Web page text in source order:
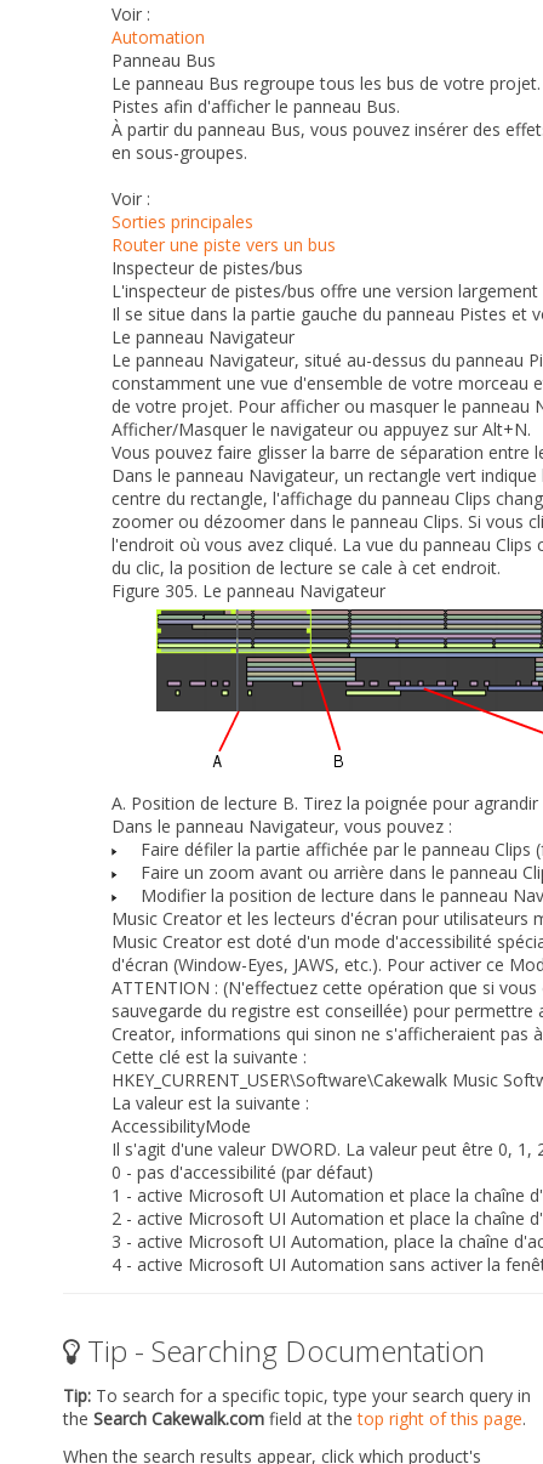
Voir :
Automation
Panneau Bus
Le panneau Bus regroupe tous les bus de votre
Pistes afin d'afficher le panneau Bus.
À partir du panneau Bus, vous pouvez insérer des
en sous-groupes.
Voir :
Sorties principales
Router une piste vers un bus
Inspecteur de pistes/bus
L'inspecteur de pistes/bus offre une version
Il se situe dans la partie gauche du panneau Pistes
Le panneau Navigateur
Le panneau Navigateur, situé au-dessus du
constamment une vue d'ensemble de votre morceau
de votre projet. Pour afficher ou masquer le panneau
Afficher/Masquer le navigateur ou appuyez sur Alt+N.
Vous pouvez faire glisser la barre de séparation entre
Dans le panneau Navigateur, un rectangle vert
centre du rectangle, l'affichage du panneau Clips
zoomer ou dézoomer dans le panneau Clips. Si vous
l'endroit où vous avez cliqué. La vue du panneau
du clic, la position de lecture se cale à cet endroit.
Figure 305. Le panneau Navigateur
A. Position de lecture B. Tirez la poignée pour agrandir
Dans le panneau Navigateur, vous pouvez :
Faire défiler la partie affichée par le panneau
Faire un zoom avant ou arrière dans le panneau
Modifier la position de lecture dans le panneau
Music Creator et les lecteurs d'écran pour utilisateurs
Music Creator est doté d'un mode d'accessibilité
d'écran (Window-Eyes, JAWS, etc.). Pour activer ce
ATTENTION : (N'effectuez cette opération que si
sauvegarde du registre est conseillée) pour
Creator, informations qui sinon ne s'afficheraient pas
Cette clé est la suivante :
HKEY_CURRENT_USER\Software\Cakewalk Music
La valeur est la suivante :
AccessibilityMode
Il s'agit d'une valeur DWORD. La valeur peut être 0, 1,
0 - pas d'accessibilité (par défaut)
1 - active Microsoft UI Automation et place la chaîne
2 - active Microsoft UI Automation et place la chaîne
3 - active Microsoft UI Automation, place la chaîne
4 - active Microsoft UI Automation sans activer la
Tip - Searching Documentation
Tip: To search for a specific topic, type your search query in
the Search Cakewalk.com field at thetop right of this page.
When the search results appear, click which product's